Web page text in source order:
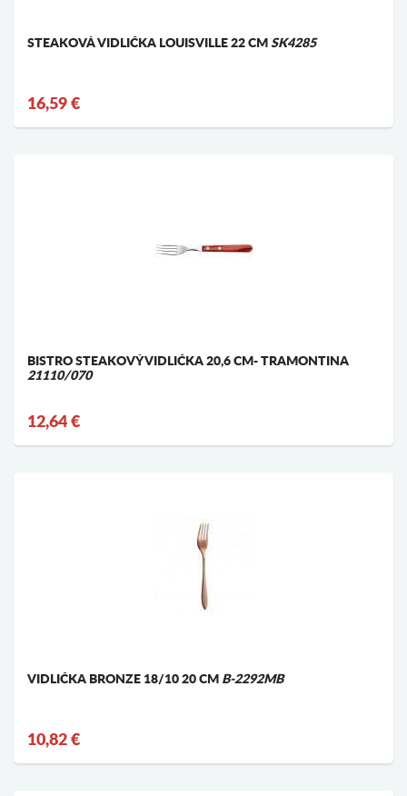
STEAKOVÁ VIDLIČKA LOUISVILLE 22 CM SK4285
16,59 €
BISTRO STEAKOVÝ VIDLIČKA 20,6 CM- TRAMONTINA
21110/070
12,64 €
VIDLIČKA BRONZE 18/10 20 CM B-2292MB
10,82 €